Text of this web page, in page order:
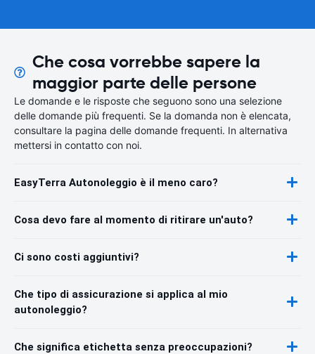
Che cosa vorrebbe sapere la
maggior parte delle persone
Le domande e le risposte che seguono sono una selezione
delle domande più frequenti. Se la domanda non è elencata,
consultare la pagina delle domande frequenti. In alternativa
mettersi in contatto con noi.
EasyTerra Autonoleggio è il meno caro?
Cosa devo fare al momento di ritirare un'auto?
Ci sono costi aggiuntivi?
Che tipo di assicurazione si applica al mio
autonoleggio?
Che significa etichetta senza preoccupazioni?